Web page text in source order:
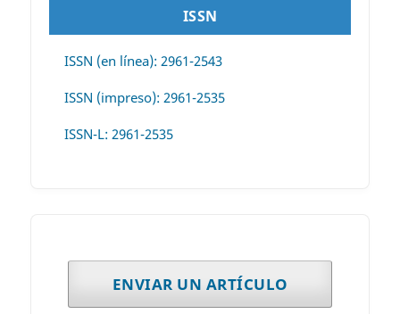
ISSN
ISSN (en línea): 2961-2543
ISSN (impreso): 2961-2535
ISSN-L: 2961-2535
ENVIAR UN ARTÍCULO